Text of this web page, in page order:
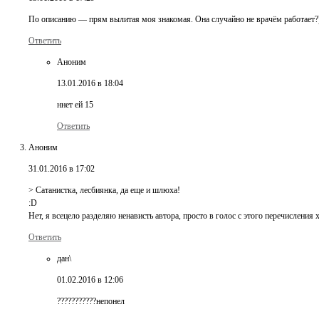
По описанию — прям вылитая моя знакомая. Она случайно не врачём
Ответить
Аноним
13.01.2016 в 18:04
ннет ей 15
Ответить
Аноним
31.01.2016 в 17:02
> Сатанистка, лесбиянка, да еще и шлюха!
:D
Нет, я всецело разделяю ненависть автора, просто в голос с этого перечисления
Ответить
дан\
01.02.2016 в 12:06
???????????непонел